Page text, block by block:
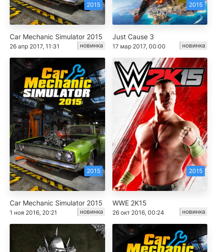
2015
Car Mechanic Simulator 2015
26 апр 2017, 11:31 новинка
2015
Just Cause 3
17 мар 2017, 00:00 новинка
2015
Car Mechanic Simulator 2015
1 ноя 2016, 20:21 новинка
2015
WWE 2K15
26 окт 2016, 00:24 новинка